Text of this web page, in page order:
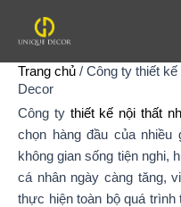
dungTrang chủ / Công ty thiết kế
Decor
Công ty thiết kế nội thất
chọn hàng đầu của
không gian sống tiện nghi,
cá nhân ngày càng tăng,
thực hiện toàn bộ quá